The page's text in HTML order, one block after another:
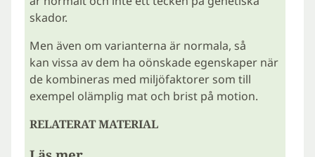
skador.
Men även om varianterna är normala, så
kan vissa av dem ha oönskade egenskaper när
de kombineras med miljöfaktorer som till
exempel olämplig mat och brist på motion.
RELATERAT MATERIAL